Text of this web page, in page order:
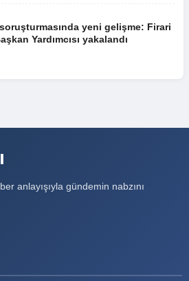
yeni gelişme: Firari
Yardımcısı yakalandı
anlayışıyla gündemin nabzını